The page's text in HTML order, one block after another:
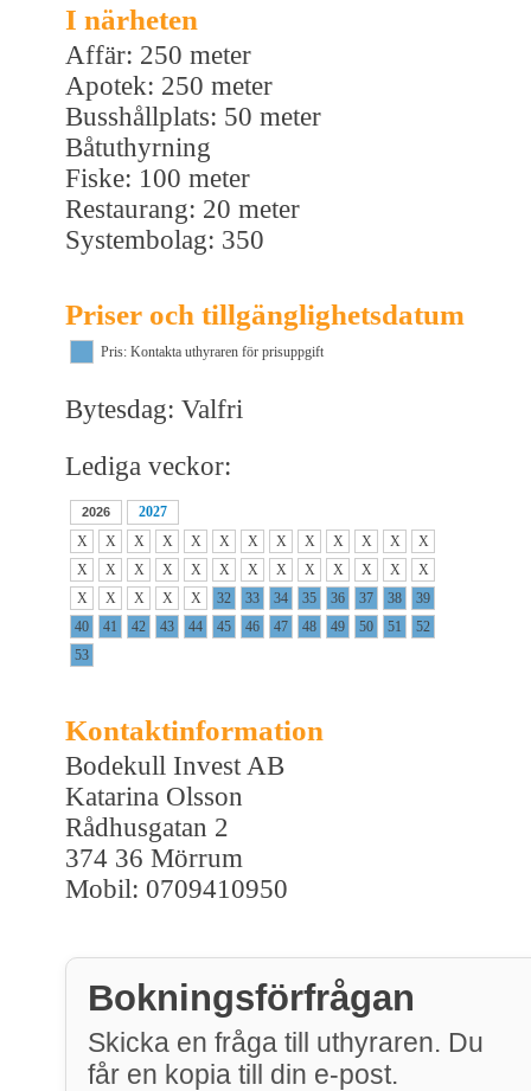
I närheten
Affär: 250 meter
Apotek: 250 meter
Busshållplats: 50 meter
Båtuthyrning
Fiske: 100 meter
Restaurang: 20 meter
Systembolag: 350
Priser och tillgänglighetsdatum
Pris: Kontakta uthyraren för prisuppgift
Bytesdag: Valfri
Lediga veckor:
2026
2027
X
X X X X X X X X X X X
X
X
X X X X X X X X X X X
X
X
X X X X 32 33 34 35 36 37 38
39
40
41 42 43 44 45 46 47 48 49 50 51
52
53
Kontaktinformation
Bodekull Invest AB
Katarina Olsson
Rådhusgatan 2
374 36 Mörrum
Mobil: 0709410950
Bokningsförfrågan
Skicka en fråga till uthyraren. Du
får en kopia till din e-post.